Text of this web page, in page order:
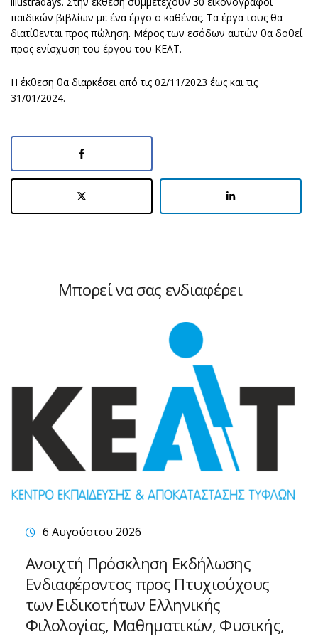
παιδικών βιβλίων με ένα έργο ο καθένας. Τα έργα τους θα
διατίθενται προς πώληση. Μέρος των εσόδων αυτών θα δοθεί
προς ενίσχυση του έργου του ΚΕΑΤ.
Η έκθεση θα διαρκέσει από τις 02/11/2023 έως και τις
31/01/2024.
Μπορεί να σας ενδιαφέρει
6 Αυγούστου 2026
Ανοιχτή Πρόσκληση Εκδήλωσης
Ενδιαφέροντος προς Πτυχιούχους
των Ειδικοτήτων Ελληνικής
Φιλολογίας, Μαθηματικών, Φυσικής,